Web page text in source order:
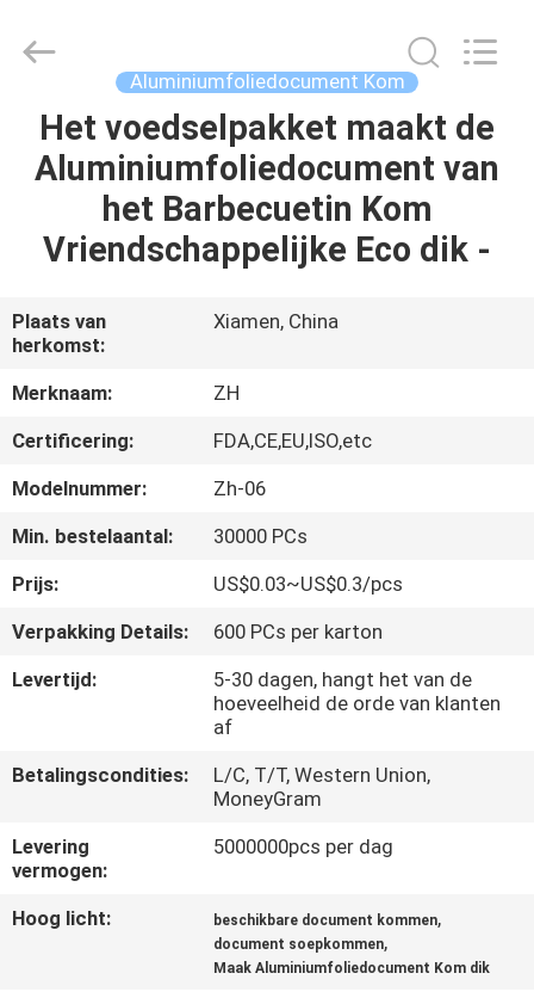
HUIS
PRODUCTEN
ONS
FABRIEKSREIS
KWALITEITSCONTROLE
CONTACTEER
ONS
NIEUWS
OM EEN
PRIVACYBELEID
Protection
Technology
Aluminiumfoliedocument Kom
Het voedselpakket maakt de
Aluminiumfoliedocument van
het Barbecuetin Kom
Vriendschappelijke Eco dik -
Plaats van
herkomst:
Xiamen, China
Merknaam:
ZH
Certificering:
FDA,CE,EU,ISO,etc
Modelnummer:
Zh-06
Min. bestelaantal:
30000 PCs
Prijs:
US$0.03~US$0.3/pcs
Verpakking Details:
600 PCs per karton
Levertijd:
5-30 dagen, hangt het van de
hoeveelheid de orde van klanten
af
Betalingscondities:
L/C, T/T, Western Union,
MoneyGram
Levering
vermogen:
5000000pcs per dag
Hoog licht: beschikbare document kommen,
document soepkommen,
Maak Aluminiumfoliedocument Kom dik